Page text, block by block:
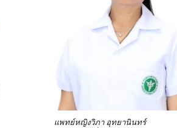
อียด
การ
งาน และ
การ
แพทย์หญิงวิภา อุทยานินทร์